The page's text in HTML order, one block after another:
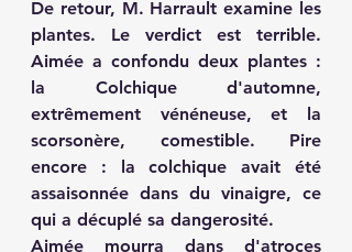
De retour, M. Harrault examine les
plantes. Le verdict est terrible.
Aimée a confondu deux plantes :
la Colchique d'automne,
scorsonère, comestible. Pire
encore : la colchique avait été
assaisonnée dans du vinaigre, ce
qui a décuplé sa dangerosité.
Aimée mourra dans d'atroces